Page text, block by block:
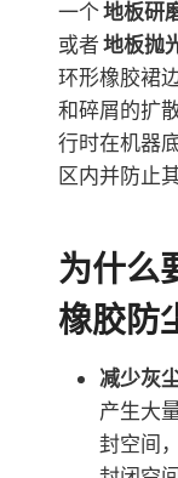
一个地板研
或者地板抛
环形橡胶裙
和碎屑的扩
行时在机器
区内并防止
为什么
橡胶防
减少灰
产生大
封空间